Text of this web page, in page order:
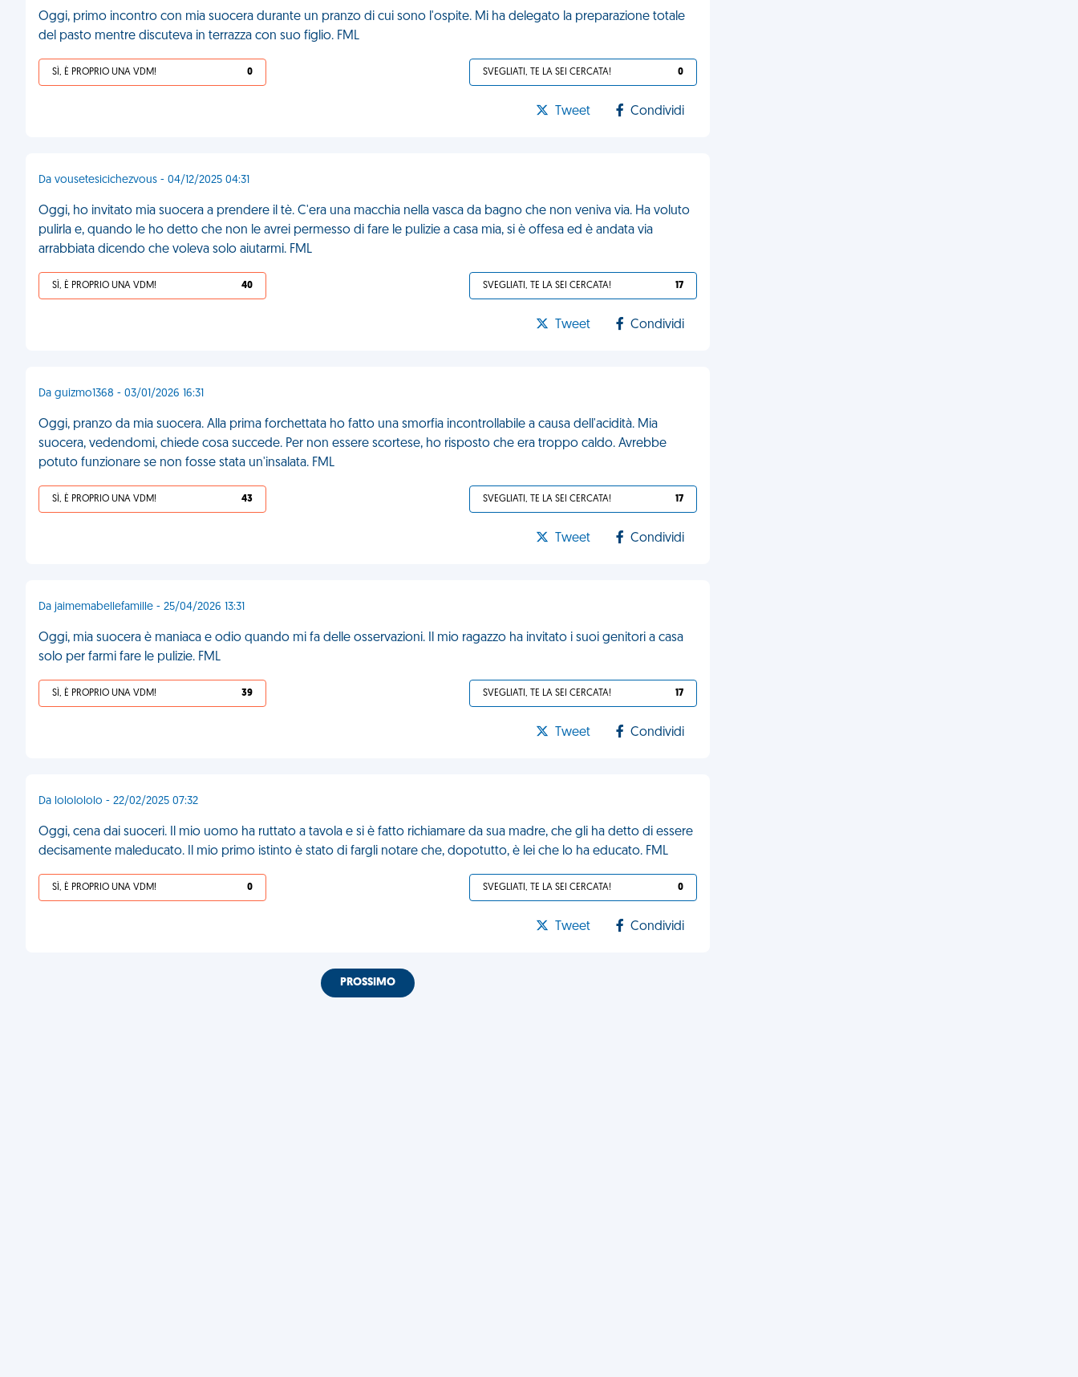
Oggi, primo incontro con mia suocera durante un pranzo di cui sono l'ospite. Mi ha delegato la preparazione totale
del pasto mentre discuteva in terrazza con suo figlio. FML
SÌ, È PROPRIO UNA VDM! 0 SVEGLIATI, TE LA SEI CERCATA! 0
Tweet Condividi
Da vousetesicichezvous - 04/12/2025 04:31
Oggi, ho invitato mia suocera a prendere il tè. C'era una macchia nella vasca da bagno che non veniva via. Ha voluto
pulirla e, quando le ho detto che non le avrei permesso di fare le pulizie a casa mia, si è offesa ed è andata via
arrabbiata dicendo che voleva solo aiutarmi. FML
SÌ, È PROPRIO UNA VDM! 40 SVEGLIATI, TE LA SEI CERCATA! 17
Tweet Condividi
Da guizmo1368 - 03/01/2026 16:31
Oggi, pranzo da mia suocera. Alla prima forchettata ho fatto una smorfia incontrollabile a causa dell'acidità. Mia
suocera, vedendomi, chiede cosa succede. Per non essere scortese, ho risposto che era troppo caldo. Avrebbe
potuto funzionare se non fosse stata un'insalata. FML
SÌ, È PROPRIO UNA VDM! 43 SVEGLIATI, TE LA SEI CERCATA! 17
Tweet Condividi
Da jaimemabellefamille - 25/04/2026 13:31
Oggi, mia suocera è maniaca e odio quando mi fa delle osservazioni. Il mio ragazzo ha invitato i suoi genitori a casa
solo per farmi fare le pulizie. FML
SÌ, È PROPRIO UNA VDM! 39 SVEGLIATI, TE LA SEI CERCATA! 17
Tweet Condividi
Da lololololo - 22/02/2025 07:32
Oggi, cena dai suoceri. Il mio uomo ha ruttato a tavola e si è fatto richiamare da sua madre, che gli ha detto di essere
decisamente maleducato. Il mio primo istinto è stato di fargli notare che, dopotutto, è lei che lo ha educato. FML
SÌ, È PROPRIO UNA VDM! 0 SVEGLIATI, TE LA SEI CERCATA! 0
Tweet Condividi
PROSSIMO